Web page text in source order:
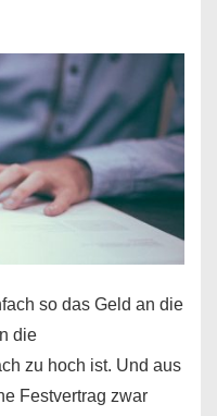
so das Geld an die
die
zu hoch ist. Und aus
Festvertrag zwar